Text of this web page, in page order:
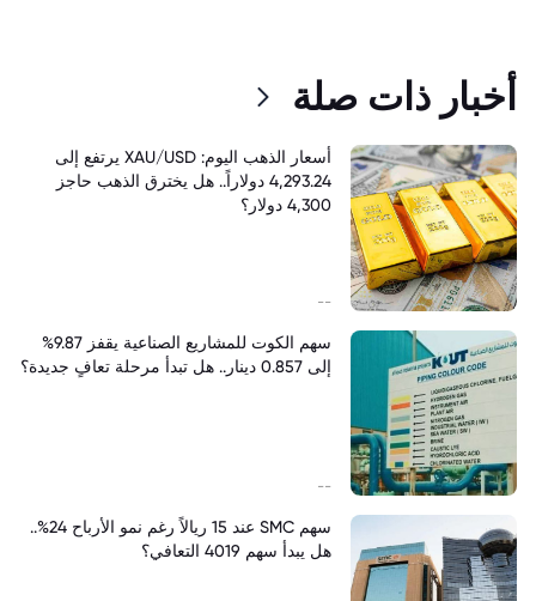
أخبار ذات صلة
أسعار الذهب اليوم: XAU/USD يرتفع إلى
4,293.24 دولاراً.. هل يخترق الذهب حاجز
4,300 دولار؟
--
سهم الكوت للمشاريع الصناعية يقفز 9.87%
إلى 0.857 دينار.. هل تبدأ مرحلة تعافٍ جديدة؟
--
سهم SMC عند 15 ريالاً رغم نمو الأرباح 24%..
هل يبدأ سهم 4019 التعافي؟